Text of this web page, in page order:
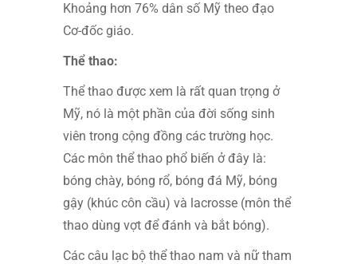
Khoảng hơn 76% dân số Mỹ theo đạo
Cơ-đốc giáo.
Thể thao:
Thể thao được xem là rất quan trọng ở
Mỹ, nó là một phần của đời sống sinh
viên trong cộng đồng các trường học.
Các môn thể thao phổ biến ở đây là:
bóng chày, bóng rổ, bóng đá Mỹ, bóng
gậy (khúc côn cầu) và lacrosse (môn thể
thao dùng vợt để đánh và bắt bóng).
Các câu lạc bộ thể thao nam và nữ tham